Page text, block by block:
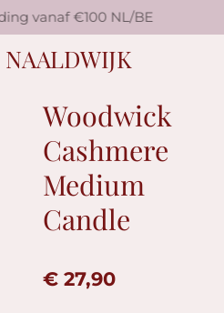
NAALDWIJK
vanaf €100 NL/BE
Woodwick
Cashmere
Medium
Candle
€ 27,90